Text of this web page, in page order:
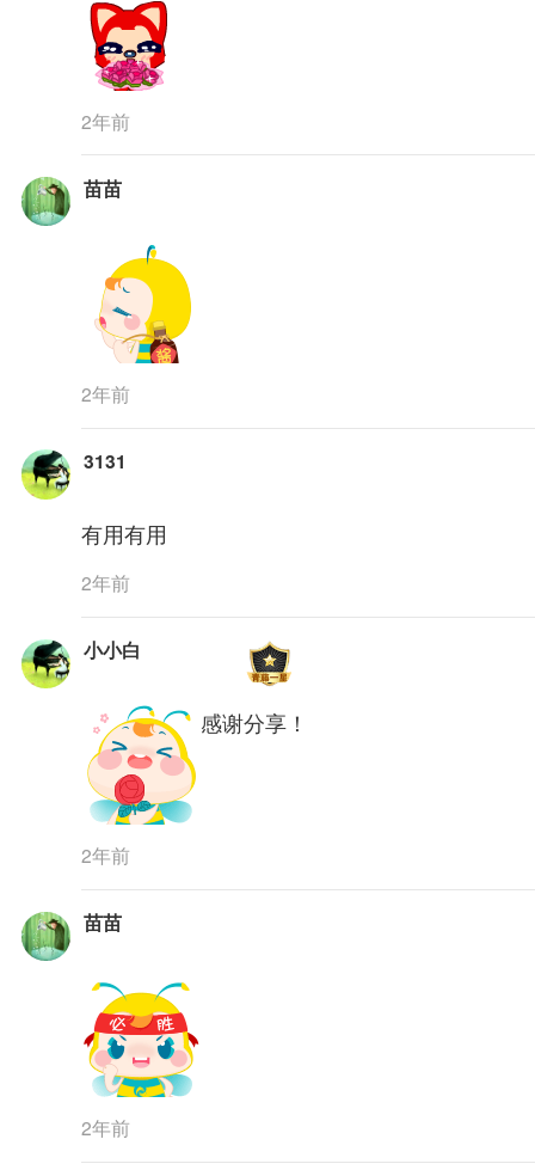
2年前
苗苗
2年前
3131
有用有用
2年前
小小白
感谢分享！
2年前
苗苗
2年前